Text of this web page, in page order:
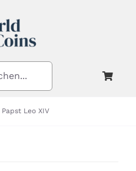
Papst Leo XIV